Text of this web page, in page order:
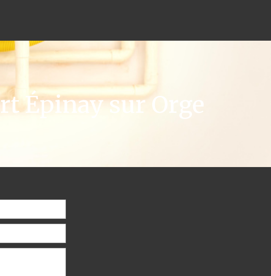
Épinay sur Orge